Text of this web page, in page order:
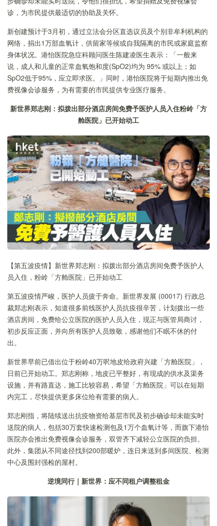
诊，为市民提供最适切的协助及关怀。
新创建预计于3月初，通过立法会分区直选议员及个别非牟利机构的
网络，捐出1万部血氧计，供留家等候或自我隔离的市民或家庭监察
身体状况。港怡医院急症科顾问医生陈建凌医生表示：「一般来
说，成人和儿童的正常血氧饱和度(SpO2)均为 95% 或以上；如
SpO2低于95%，应立即求医。」同时，港怡医院将于短期内推出免
费视像会诊服务，为有需要的市民提供专业医疗服务。
新世界郑志刚 ： 拟拨出部分酒店房间免费予医护人员入住粉岭「方
舱医院 」 已开始动工
【第五波疫情】新世界郑志刚：拟拨出部分酒店房间免费予医护人
员入住，粉岭「方舱医院」已开始动工
第五波疫情严峻，医护人员疲于奔命。新世界发展 (00017) 行政总
裁郑志刚表示，知道很多前线医护人员抗疫很辛苦，计划拨出一些
酒店房间，免费给公立医院的医护人员入住，现正与医管局商讨，
初步反应正面，并向所有医护人员致敬，感谢他们不眠不休的付
出。
新世界早前已借出位于粉岭40万呎地皮给政府兴建「方舱医院」，
日前已开始动工。郑志刚称，地皮已平整好，有现成的供水及渠务
设施，并有路直达，施工比较容易，希望「方舱医院」可以在短期
内完工，尽快提供更多床位给有需要的病人。
郑志刚指，将陆续送出抗疫物资给基层市民及初步确诊却未能实时
送院的病人，包括30万套快速检测包及1万个血氧计等，而旗下港怡
医院亦会推出免费视像会诊服务，双管齐下减轻公立医院的负担。
此外，集团从不同途径找到200部暖炉，连日来送到多间医院、检测
中心及围封强检的屋村。
逆境同行｜ 新世界 ： 应不同租户调整租金